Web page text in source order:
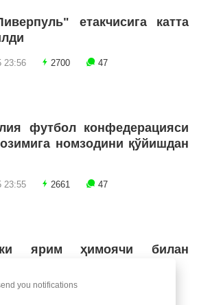
етакчисига катта
23:56 2700 47
футбол конфедерацияси
номзодини қўйишдан
23:55 2661 47
ярим ҳимоячи билан
яқин
23:24 2541
you notifications